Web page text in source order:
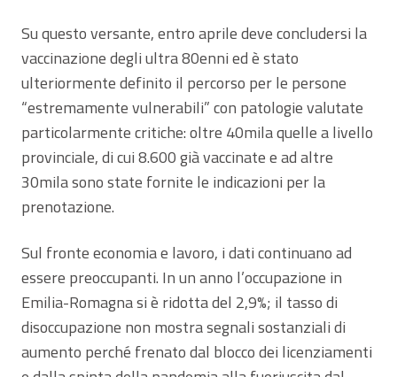
Su questo versante, entro aprile deve concludersi la
vaccinazione degli ultra 80enni ed è stato
ulteriormente definito il percorso per le persone
“estremamente vulnerabili” con patologie valutate
particolarmente critiche: oltre 40mila quelle a livello
provinciale, di cui 8.600 già vaccinate e ad altre
30mila sono state fornite le indicazioni per la
prenotazione.
Sul fronte economia e lavoro, i dati continuano ad
essere preoccupanti. In un anno l’occupazione in
Emilia-Romagna si è ridotta del 2,9%; il tasso di
disoccupazione non mostra segnali sostanziali di
aumento perché frenato dal blocco dei licenziamenti